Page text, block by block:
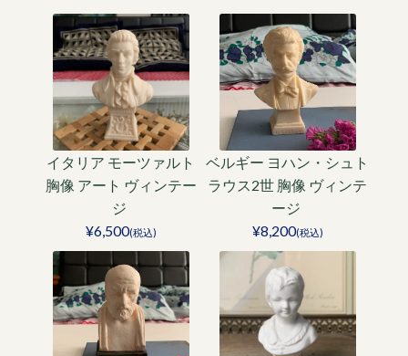
イタリア モーツァルト
胸像 アート ヴィンテー
ジ
¥6,500(税込)
ベルギー ヨハン・シュト
ラウス2世 胸像 ヴィンテ
ージ
¥8,200(税込)